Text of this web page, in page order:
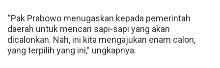
“Pak Prabowo menugaskan kepada pemerintah
daerah untuk mencari sapi-sapi yang akan
dicalonkan. Nah, ini kita mengajukan enam calon,
yang terpilih yang ini,” ungkapnya.